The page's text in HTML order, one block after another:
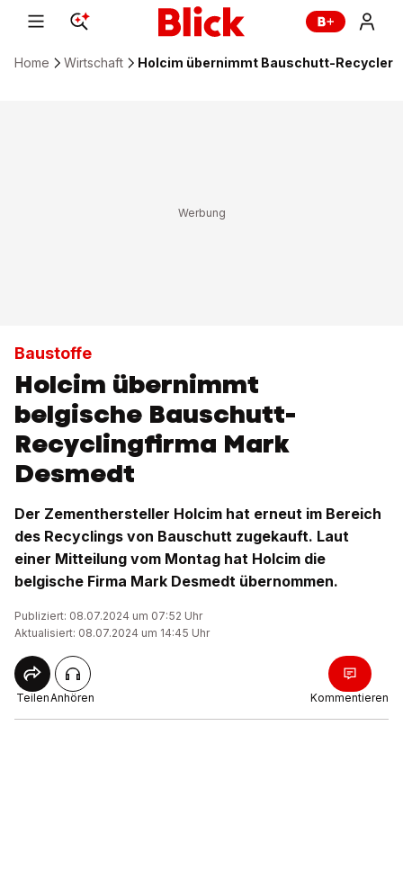
Home Wirtschaft Holcim übernimmt Bauschutt-Recycler
Baustoffe
Holcim übernimmt
belgische Bauschutt-
Recyclingfirma Mark
Desmedt
Der Zementhersteller Holcim hat erneut im Bereich
des Recyclings von Bauschutt zugekauft. Laut
einer Mitteilung vom Montag hat Holcim die
belgische Firma Mark Desmedt übernommen.
Publiziert: 08.07.2024 um 07:52 Uhr
Aktualisiert: 08.07.2024 um 14:45 Uhr
TeilenAnhören Kommentieren